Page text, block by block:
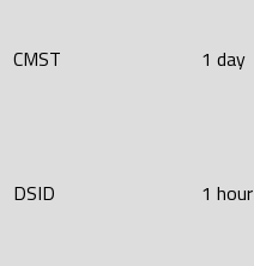
CMST 1 day
DSID 1 hour